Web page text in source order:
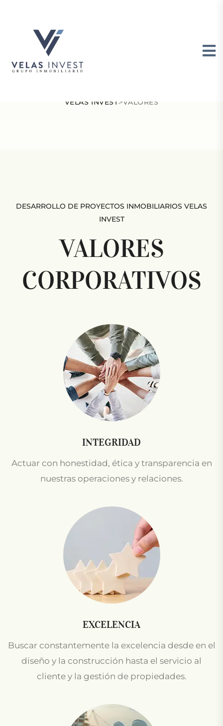
VALORES
VELAS INVEST >VALORES
DESARROLLO DE PROYECTOS INMOBILIARIOS VELAS
INVEST
VALORES
CORPORATIVOS
INTEGRIDAD
Actuar con honestidad, ética y transparencia en
nuestras operaciones y relaciones.
EXCELENCIA
Buscar constantemente la excelencia desde en el
diseño y la construcción hasta el servicio al
cliente y la gestión de propiedades.